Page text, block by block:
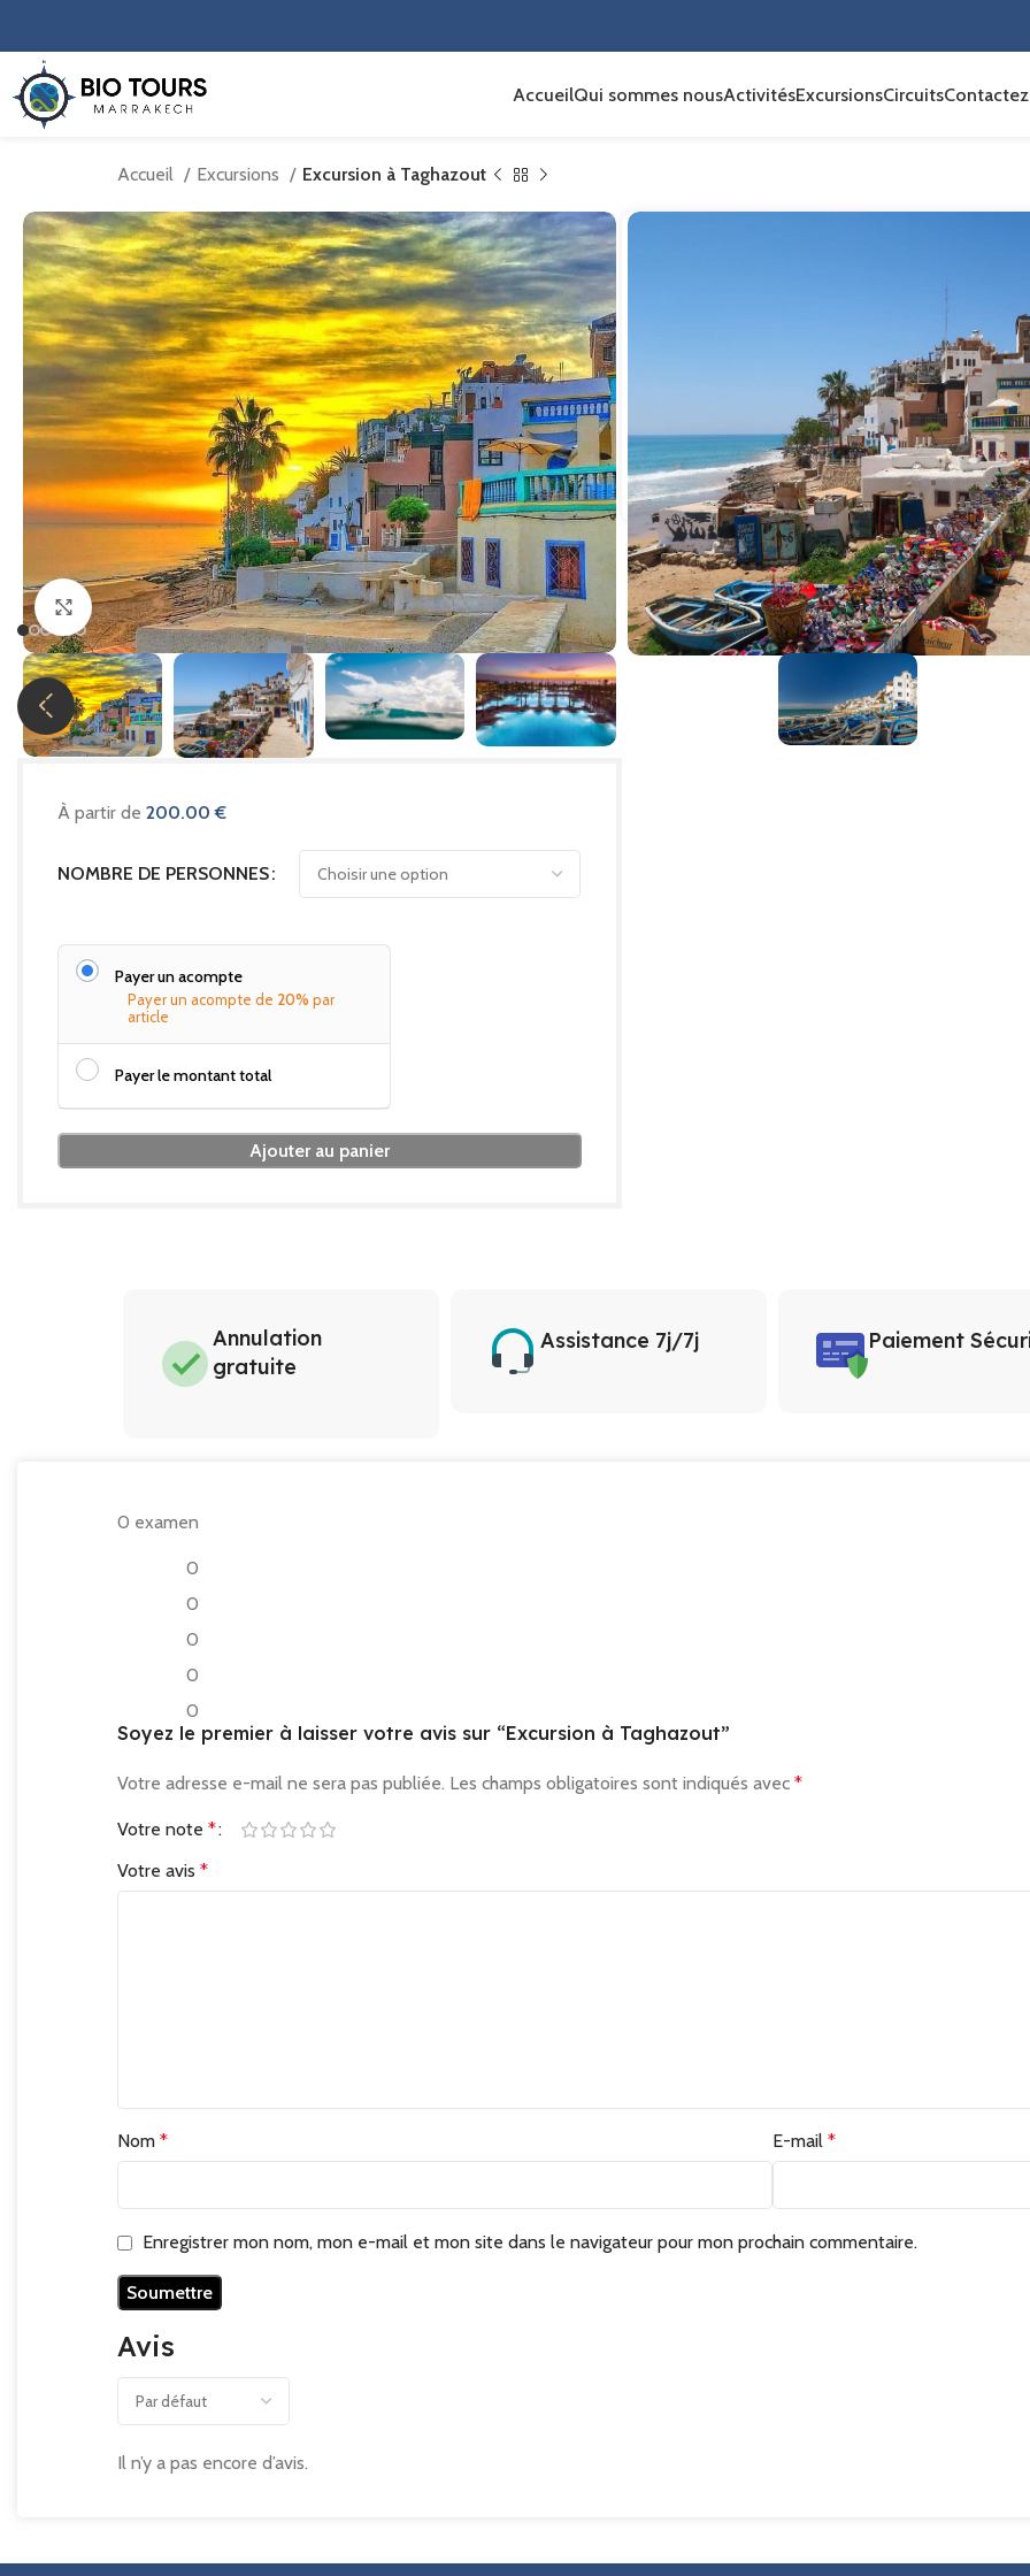
AccueilQui sommes nousActivitésExcursionsCircuits
Accueil Excursions Excursion à Taghazout
€
€
Cliquez pour agrandir
À partir de 200.00€
NOMBRE DE PERSONNES
Payer un acompte
Payer un acompte de 20% par
article
Payer le montant total
Ajouter au panier
, un charmant village de
Maroc. Profitez de ses plages dorées, de ses
décontractée. Flânez sur la corniche, dégustez
magique sur l’Atlantique.
Annulation
gratuite
Assistance 7j/7j Paiement
0 examen
0
0
0
0
0
Avis
Il n’y a pas encore d’avis.
Soyez le premier à laisser votre avis sur “Excursion à Taghazout”
Votre adresse e-mail ne sera pas publiée. Les champs obligatoires sont indiqués avec *
Votre note *
Votre avis *
Nom * E-mail *
Enregistrer mon nom, mon e-mail et mon site dans le navigateur pour mon prochain commentaire.